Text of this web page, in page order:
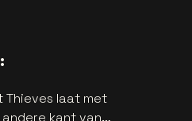
Thieves laat met
kant van